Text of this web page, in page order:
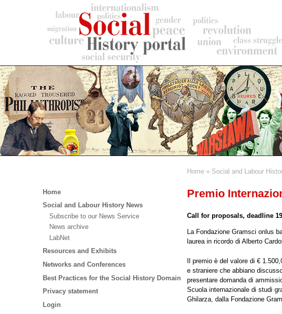
Home Social and Labour
Premio
Call for proposals, deadline
La Fondazione Gramsci onlus
laurea in ricordo di Alberto
Il premio è del valore di €
e straniere che abbiano
presentare domanda di
Scuola internazionale di studi
Ghilarza, dalla Fondazione
Main
Home
Social and Labour History News
Subscribe to our News Service
News archive
LabNet
Resources and Exhibits
Networks and Conferences
Best Practices for the Social History Domain
Privacy statement
Login